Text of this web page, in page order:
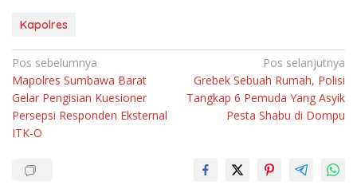
Kapolres
Navigasi
pos
Pos sebelumnya
Mapolres Sumbawa Barat
Gelar Pengisian Kuesioner
Persepsi Responden Eksternal
ITK-O
Pos selanjutnya
Grebek Sebuah Rumah, Polisi
Tangkap 6 Pemuda Yang Asyik
Pesta Shabu di Dompu